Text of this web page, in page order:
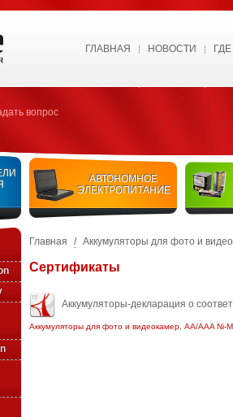
ГЛАВНАЯ НОВОСТИ
вопрос
АВТОНОМНОЕ
ЭЛЕКТРОПИТАНИЕ
Главная / Аккумуляторы для фото и
Сертификаты
Аккумуляторы-декларация о
Аккумуляторы для фото и видеокамер, AA/AAA Ni-